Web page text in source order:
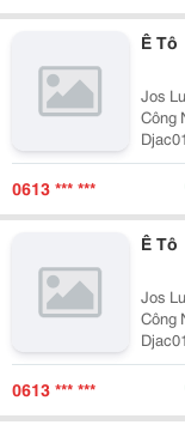
Ê Tô
Jos
Công Nghiệp Item No.
Djac0103 &Quot;Ê Tô Kẹp Cơ
Mở
0613 *** ***
Ê Tô
Jos
Công Nghiệp Item No.
Djac0103 &Quot;Ê Tô Kẹp Cơ
Mở
0613 *** ***